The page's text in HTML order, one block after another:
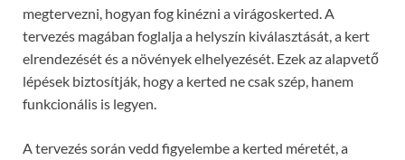
megtervezni, hogyan fog kinézni a virágoskerted. A
tervezés magában foglalja a helyszín kiválasztását, a kert
elrendezését és a növények elhelyezését. Ezek az alapvető
lépések biztosítják, hogy a kerted ne csak szép, hanem
funkcionális is legyen.
A tervezés során vedd figyelembe a kerted méretét, a